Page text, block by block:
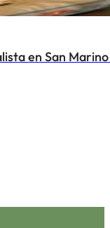
en San